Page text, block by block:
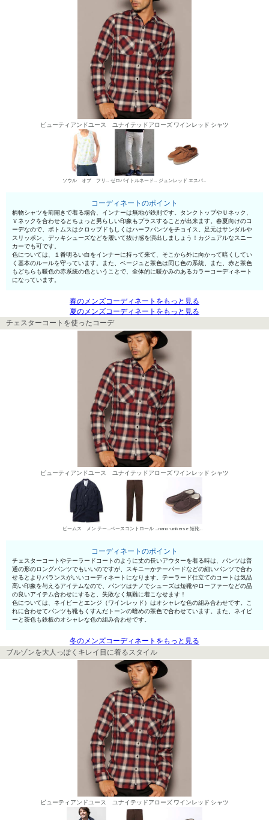
ビューティアンドユース ユナイテッドアローズ ワインレッド シャツ
ソウル オブ フリーダム！ タンクトップ ゼロバイトルネードマート デニムパンツ・ジーンズ ジュンレッド エスパドリーユ
コーディネートのポイント
柄物シャツを前開きで着る場合、インナーは無地が鉄則です。タンクトップやＵネック、
Ｖネックを合わせるとちょっと男らしい印象もプラスすることが出来ます。春夏向けのコ
ーデなので、ボトムスはクロップドもしくはハーフパンツをチョイス。足元はサンダルや
スリッポン、デッキシューズなどを履いて抜け感を演出しましょう！カジュアルなスニー
カーでも可です。
色については、１番明るい白をインナーに持って来て、そこから外に向かって暗くしてい
く基本のルールを守っています。また、ベージュと茶色は同じ色の系統、また、赤と茶色
もどちらも暖色の赤系統の色ということで、全体的に暖かみのあるカラーコーディネート
になっています。
春のメンズコーディネートをもっと見る
夏のメンズコーディネートをもっと見る
チェスターコートを使ったコーデ
ビューティアンドユース ユナイテッドアローズ ワインレッド シャツ
ビームス メン テーラードコート ベースコントロール チノパン・綿パン nano･universe 短靴・レザーシューズ
コーディネートのポイント
チェスターコートやテーラードコートのように丈の長いアウターを着る時は、パンツは普
通の形のロングパンツでもいいのですが、スキニーかテーパードなどの細いパンツで合わ
せるとよりバランスがいいコーディネートになります。テーラード仕立てのコートは気品
高い印象を与えるアイテムなので、パンツはチノでシューズは短靴やローファーなどの品
の良いアイテム合わせにすると、失敗なく無難に着こなせます！
色については、ネイビーとエンジ（ワインレッド）はオシャレな色の組み合わせです。こ
れに合わせてパンツも靴もくすんだトーンの暗めの茶色で合わせています。また、ネイビ
ーと茶色も鉄板のオシャレな色の組み合わせです。
冬のメンズコーディネートをもっと見る
ブルゾンを大人っぽくキレイ目に着るスタイル
ビューティアンドユース ユナイテッドアローズ ワインレッド シャツ